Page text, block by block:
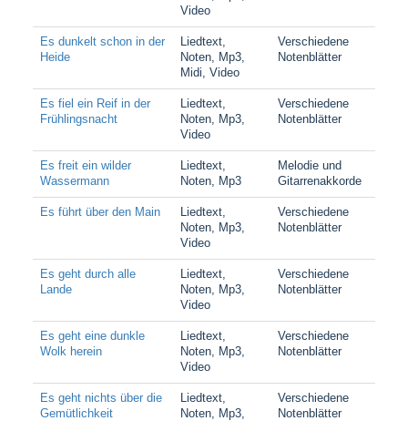
Video
Es dunkelt schon in der
Heide
Liedtext,
Noten, Mp3,
Midi, Video
Verschiedene
Notenblätter
Es fiel ein Reif in der
Frühlingsnacht
Liedtext,
Noten, Mp3,
Video
Verschiedene
Notenblätter
Es freit ein wilder
Wassermann
Liedtext,
Noten, Mp3
Melodie und
Gitarrenakkorde
Es führt über den Main
Liedtext,
Noten, Mp3,
Video
Verschiedene
Notenblätter
Es geht durch alle
Lande
Liedtext,
Noten, Mp3,
Video
Verschiedene
Notenblätter
Es geht eine dunkle
Wolk herein
Liedtext,
Noten, Mp3,
Video
Verschiedene
Notenblätter
Es geht nichts über die
Gemütlichkeit
Liedtext,
Noten, Mp3,
Verschiedene
Notenblätter